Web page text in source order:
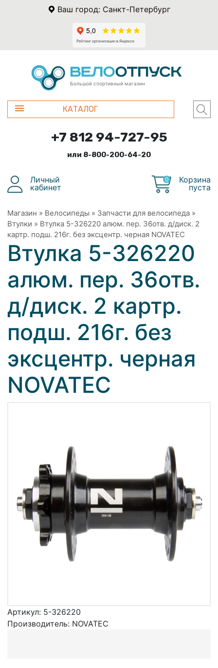
Ваш город: Санкт-Петербург
Большой спортивный магазин
КАТАЛОГ
+7 812 94-727-95
или 8-800-200-64-20
Личный
кабинет
0
Корзина
пуста
Магазин » Велосипеды » Запчасти для велосипеда »
Втулки » Втулка 5-326220 алюм. пер. 36отв. д/диск. 2
картр. подш. 216г. без эксцентр. черная NOVATEС
Втулка 5-326220
алюм. пер. 36отв.
д/диск. 2 картр.
подш. 216г. без
эксцентр. черная
NOVATEС
Артикул: 5-326220
Производитель: NOVATEС